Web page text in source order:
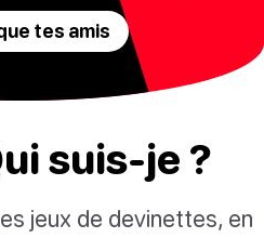
tes amis
suis-je ?
jeux de devinettes, en